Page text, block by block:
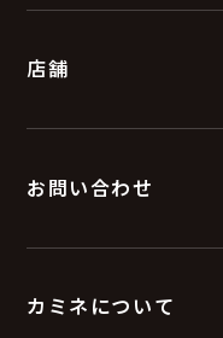
店舗
お問い合わせ
カミネについて